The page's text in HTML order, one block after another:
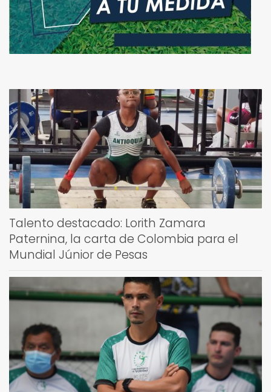
Talento destacado: Lorith Zamara
Paternina, la carta de Colombia para el
Mundial Júnior de Pesas